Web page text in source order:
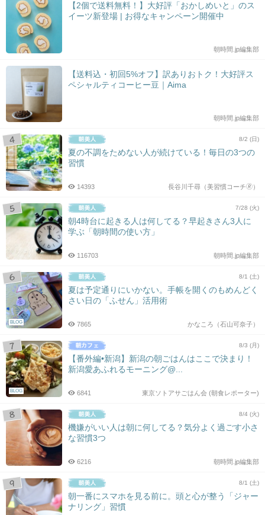
【2個で送料無料！】大好評「おかしめいと」のス
イーツ新登場 | お得なキャンペーン開催中
朝時間.jp編集部
【送料込・初回5%オフ】訳ありおトク！大好評ス
ペシャルティコーヒー豆｜Aima
朝時間.jp編集部
8/2 (日)
夏の不調をためない人が続けている！毎日の3つの
習慣
長谷川千尋（美習慣コーチ🄬）
14393
7/28 (火)
朝4時台に起きる人は何してる？早起きさん3人に
学ぶ「朝時間の使い方」
朝時間.jp編集部
116703
BLOG
8/1 (土)
夏は予定通りにいかない。手帳を開くのもめんどく
さい日の「ふせん」活用術
かなころ（石山可奈子）
7865
BLOG
8/3 (月)
【番外編•新潟】新潟の朝ごはんはここで決まり！
新潟愛あふれるモーニング@...
東京ソトアサごはん会 (朝食レポーター)
6841
8/4 (火)
機嫌がいい人は朝に何してる？気分よく過ごす小さ
な習慣3つ
朝時間.jp編集部
6216
8/1 (土)
朝一番にスマホを見る前に。頭と心が整う「ジャー
ナリング」習慣